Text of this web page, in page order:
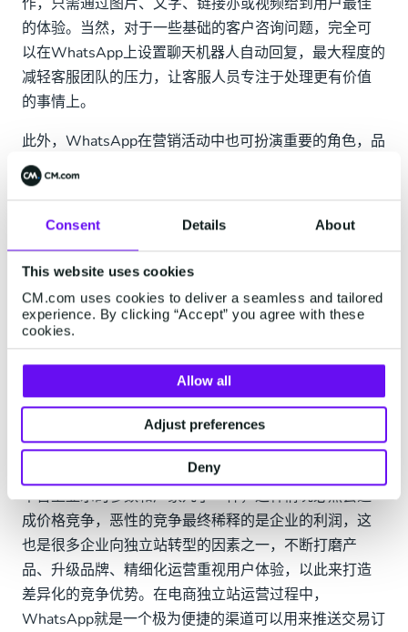
Consent Details About
This website uses cookies
CM.com uses cookies to deliver a seamless and tailored
experience. By clicking “Accept” you agree with these
cookies.
Allow all
Adjust preferences
Deny
的体验。当然，对于一些基础的客户咨询问题，完全可
以在WhatsApp上设置聊天机器人自动回复，最大程度的
减轻客服团队的压力，让客服人员专注于处理更有价值
的事情上。
此外，WhatsApp在营销活动中也可扮演重要的角色，品
牌在对外宣传的营销活动或折扣信息中，完全可以引导
用户通过WhatsApp来参与活动或者激活折扣信息，一是
大大提高活动的响应率，二是可将这部分用户留存到
过设置自动化聊天机器人自助完成，无需过多的人工干
预。在2020欧洲杯期间可口可乐就将WhatsApp作为互
动渠道成功设计了赛事期间的抽奖互动活动，CM.com 作
为 Facebook 的 WhatsApp Business API 的官方授权服
务商提供了解决方案。
3. 用户体验为王，打造差异化优势
随着卖家数量的增加，跨境市场竞争越发激烈，但不难
发现这个市场产品的同质化非常严重，同款产品在不同
平台上显示的参数和厂家几乎一样，这种情况必然会造
成价格竞争，恶性的竞争最终稀释的是企业的利润，这
也是很多企业向独立站转型的因素之一，不断打磨产
品、升级品牌、精细化运营重视用户体验，以此来打造
差异化的竞争优势。在电商独立站运营过程中，
WhatsApp就是一个极为便捷的渠道可以用来推送交易订